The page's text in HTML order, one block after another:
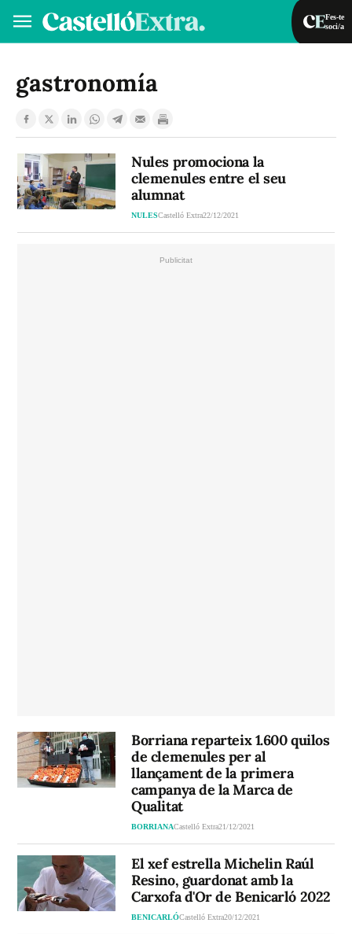
Fes-te
soci/a
VA
gastronomía
Nules promociona la
clemenules entre el seu
alumnat
NULESCastelló Extra22/12/2021
Borriana reparteix 1.600 quilos
de clemenules per al
llançament de la primera
campanya de la Marca de
Qualitat
BORRIANACastelló Extra21/12/2021
El xef estrella Michelin Raúl
Resino, guardonat amb la
Carxofa d'Or de Benicarló 2022
BENICARLÓCastelló Extra20/12/2021